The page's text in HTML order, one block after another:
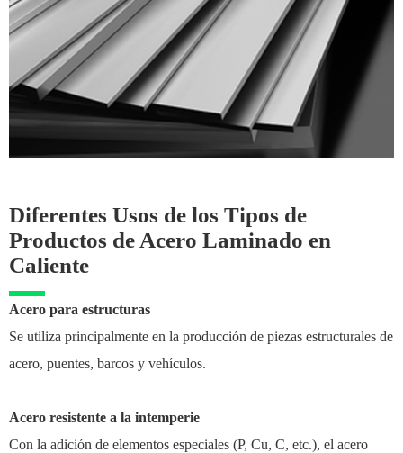
Diferentes Usos de los Tipos de
Productos de Acero Laminado en
Caliente
Acero para estructuras
Se utiliza principalmente en la producción de piezas estructurales de
acero, puentes, barcos y vehículos.
Acero resistente a la intemperie
Con la adición de elementos especiales (P, Cu, C, etc.), el acero